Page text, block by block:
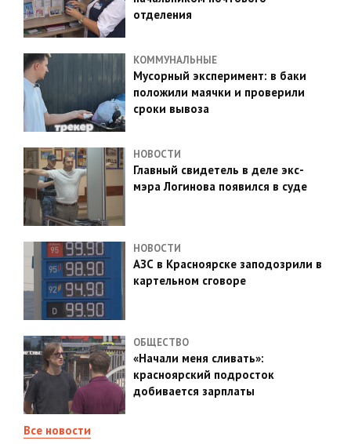
отделения
КОММУНАЛЬНЫЕ
Мусорный эксперимент: в баки
положили маячки и проверили
сроки вывоза
НОВОСТИ
Главный свидетель в деле экс-
мэра Логинова появился в суде
НОВОСТИ
АЗС в Красноярске заподозрили в
картельном сговоре
ОБЩЕСТВО
«Начали меня сливать»:
красноярский подросток
добивается зарплаты
Все новости